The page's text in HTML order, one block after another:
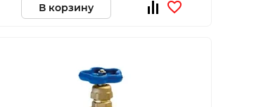
В корзину